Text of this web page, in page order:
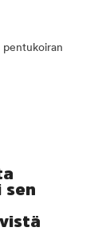
pentukoiran
sen